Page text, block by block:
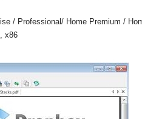
/ Professional/ Home Premium /
x86